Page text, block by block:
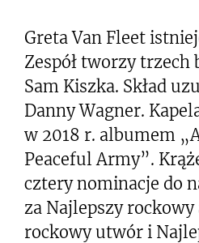
Greta Van Fleet
Zespół tworzy trzech
Sam Kiszka. Skład
Danny Wagner.
w 2018 r. albumem
Peaceful Army”.
cztery nominacje do
za Najlepszy
rockowy utwór i